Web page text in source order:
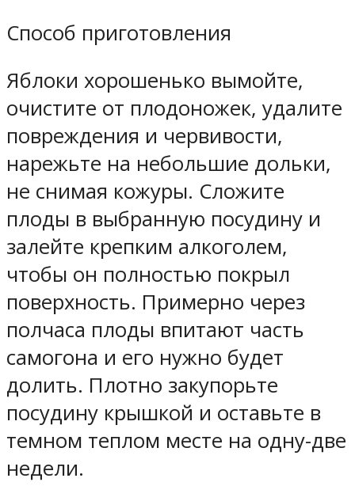
Способ приготовления
Яблоки хорошенько вымойте,
очистите от плодоножек, удалите
повреждения и червивости,
нарежьте на небольшие дольки,
не снимая кожуры. Сложите
плоды в выбранную посудину и
залейте крепким алкоголем,
чтобы он полностью покрыл
поверхность. Примерно через
полчаса плоды впитают часть
самогона и его нужно будет
долить. Плотно закупорьте
посудину крышкой и оставьте в
темном теплом месте на одну-две
недели.